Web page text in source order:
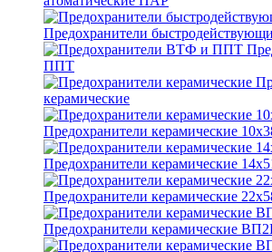
Предохранители
ППТ
керамические
Предохранители керамические
Предохранители керамические
Предохранители керамические
Предохранители керамические